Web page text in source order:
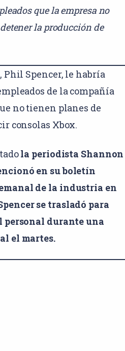
que la empresa no
la producción de
Phil Spencer, le habría
de la compañía
no tienen planes de
consolas Xbox.
la periodista Shannon
en su boletín
de la industria en
se trasladó para
durante una
el martes.